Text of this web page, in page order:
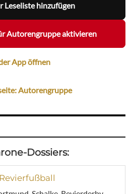
Leseliste hinzufügen
Autorengruppe aktivieren
App öffnen
Autorengruppe
Dossiers: